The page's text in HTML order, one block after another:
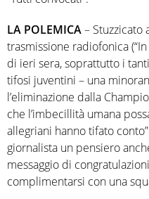
LA POLEMICA– Stuzzicato
trasmissione radiofonica
di ieri sera, soprattutto i
tifosi juventini – una
l’eliminazione dalla
che l’imbecillità umana
allegriani hanno tifato
giornalista un pensiero
messaggio di
complimentarsi con una